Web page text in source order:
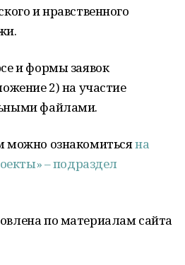
и нравственного
и формы заявок
2) на участие
файлами.
можно ознакомитьсяна
– подраздел
по материалам сайта